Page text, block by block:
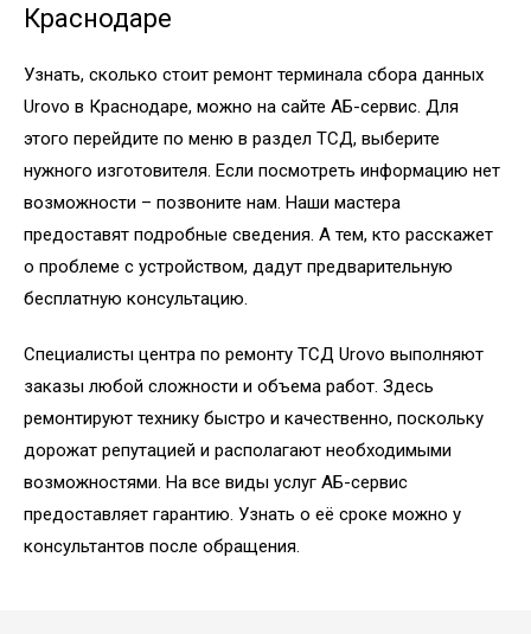
Краснодаре
Узнать, сколько стоит ремонт терминала сбора данных
Urovo в Краснодаре, можно на сайте АБ-сервис. Для
этого перейдите по меню в раздел ТСД, выберите
нужного изготовителя. Если посмотреть информацию нет
возможности – позвоните нам. Наши мастера
предоставят подробные сведения. А тем, кто расскажет
о проблеме с устройством, дадут предварительную
бесплатную консультацию.
Специалисты центра по ремонту ТСД Urovo выполняют
заказы любой сложности и объема работ. Здесь
ремонтируют технику быстро и качественно, поскольку
дорожат репутацией и располагают необходимыми
возможностями. На все виды услуг АБ-сервис
предоставляет гарантию. Узнать о её сроке можно у
консультантов после обращения.